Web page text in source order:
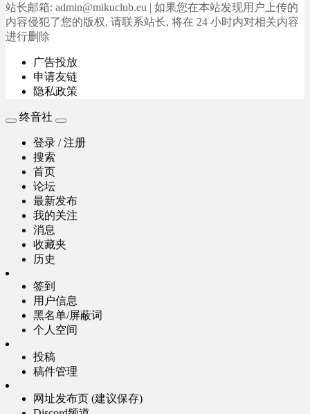
站长邮箱: admin@mikuclub.eu | 如果您在本站发现用户上传的
内容侵犯了您的版权, 请联系站长, 将在 24 小时内对相关内容
进行删除
广告投放
申请友链
隐私政策
终音社
登录 / 注册
搜索
首页
论坛
最新发布
我的关注
消息
收藏夹
历史
签到
用户信息
黑名单/屏蔽词
个人空间
投稿
稿件管理
网址发布页 (建议保存)